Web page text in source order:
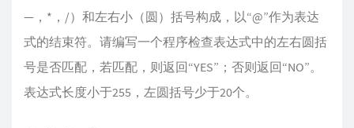
—，*，/）和左右小（圆）括号构成，以“@”作为表达
式的结束符。请编写一个程序检查表达式中的左右圆括
号是否匹配，若匹配，则返回“YES”；否则返回“NO”。
表达式长度小于255，左圆括号少于20个。